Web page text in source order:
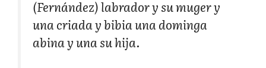
(Fernández) labrador y su muger y
una criada y bibia una dominga
abina y una su hija.